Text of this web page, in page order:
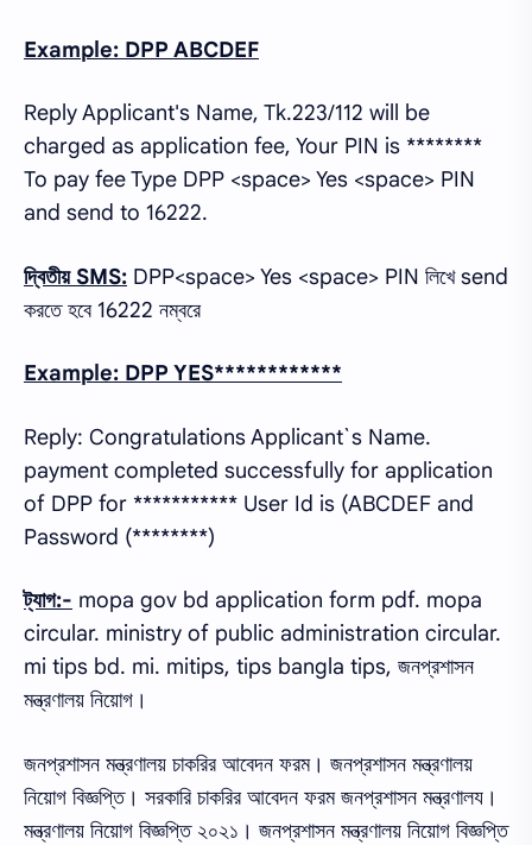
Example: DPP ABCDEF
Reply Applicant's Name, Tk.223/112 will be
charged as application fee, Your PIN is ********
To pay fee Type DPP <space> Yes <space> PIN
and send to 16222.
দ্বিতীয় SMS: DPP<space> Yes <space> PIN লিখে send
করতে হবে 16222 নম্বরে
Example: DPP YES************
Reply: Congratulations Applicant`s Name.
payment completed successfully for application
of DPP for *********** User Id is (ABCDEF and
Password (********)
ট্যাগ:- mopa gov bd application form pdf. mopa
circular. ministry of public administration circular.
mi tips bd. mi. mitips, tips bangla tips, জনপ্রশাসন
মন্ত্রণালয় নিয়োগ।
জনপ্রশাসন মন্ত্রণালয় চাকরির আবেদন ফরম। জনপ্রশাসন মন্ত্রণালয়
নিয়োগ বিজ্ঞপ্তি। সরকারি চাকরির আবেদন ফরম জনপ্রশাসন মন্ত্রণালয।
মন্ত্রণালয় নিয়োগ বিজ্ঞপ্তি ২০২১। জনপ্রশাসন মন্ত্রণালয় নিয়োগ বিজ্ঞপ্তি